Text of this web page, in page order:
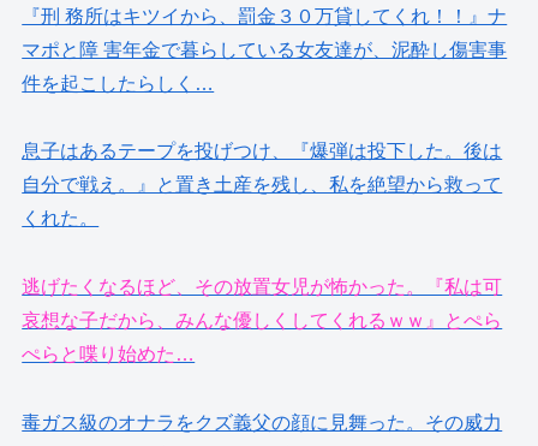
『刑 務所はキツイから、罰金３０万貸してくれ！！』ナ
マポと障 害年金で暮らしている女友達が、泥酔し傷害事
件を起こしたらしく…
息子はあるテープを投げつけ、『爆弾は投下した。後は
自分で戦え。』と置き土産を残し、私を絶望から救って
くれた。
逃げたくなるほど、その放置女児が怖かった。『私は可
哀想な子だから、みんな優しくしてくれるｗｗ』とぺら
ぺらと喋り始めた…
毒ガス級のオナラをクズ義父の顔に見舞った。その威力